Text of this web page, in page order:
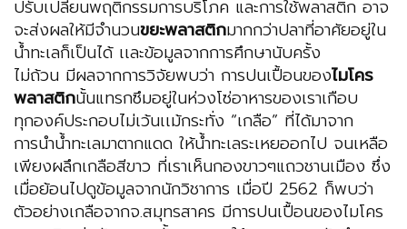
ปรับเปลี่ยนพฤติกรรมการบริโภค และการใช้พลาสติก อาจ
จะส่งผลให้มีจํานวนขยะพลาสติกมากกว่าปลาที่อาศัยอยู่ใน
น้ำทะเลก็เป็นได้ เเละข้อมูลจากการศึกษานับครั้ง
ไม่ถ้วน มีผลจากการวิจัยพบว่า การปนเปื้อนของไมโคร
พลาสติกนั้นแทรกซึมอยู่ในห่วงโซ่อาหารของเราเกือบ
ทุกองค์ประกอบไม่เว้นเเม้กระทั่ง “เกลือ” ที่ได้มาจาก
การนำน้ำทะเลมาตากแดด ให้น้ำทะเลระเหยออกไป จนเหลือ
เพียงผลึกเกลือสีขาว ที่เราเห็นกองขาวๆแถวชานเมือง ซึ่ง
เมื่อย้อนไปดูข้อมูลจากนักวิชาการ เมื่อปี 2562 ก็พบว่า
ตัวอย่างเกลือจากจ.สมุทรสาคร มีการปนเปื้อนของไมโคร